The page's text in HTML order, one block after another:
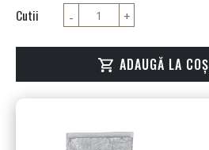
Cutii
ADAUGĂ LA COȘ